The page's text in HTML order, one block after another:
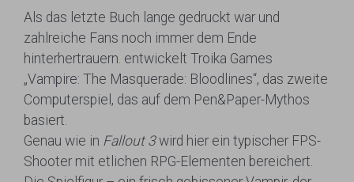
Als das letzte Buch lange gedruckt war und
zahlreiche Fans noch immer dem Ende
hinterhertrauern. entwickelt Troika Games
„Vampire: The Masquerade: Bloodlines“, das zweite
Computerspiel, das auf dem Pen&Paper-Mythos
basiert.
Genau wie in Fallout 3wird hier ein typischer FPS-
Shooter mit etlichen RPG-Elementen bereichert.